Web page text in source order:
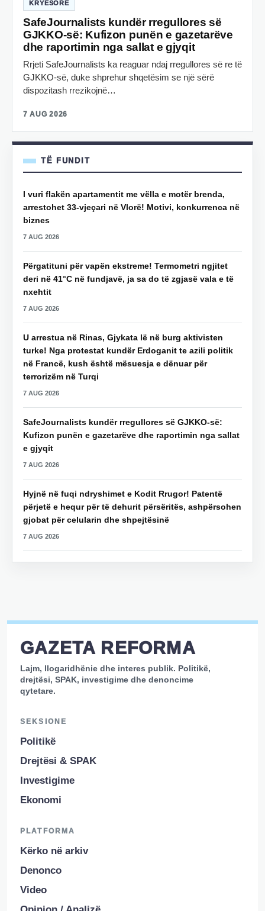
KRYESORE
SafeJournalists kundër rregullores së
GJKKO-së: Kufizon punën e gazetarëve
dhe raportimin nga sallat e gjyqit
Rrjeti SafeJournalists ka reaguar ndaj rregullores së re të
GJKKO-së, duke shprehur shqetësim se një sërë
dispozitash rrezikojnë…
7 AUG 2026
TË FUNDIT
I vuri flakën apartamentit me vëlla e motër brenda,
arrestohet 33-vjeçari në Vlorë! Motivi, konkurrenca në
biznes
7 AUG 2026
Përgatituni për vapën ekstreme! Termometri ngjitet
deri në 41°C në fundjavë, ja sa do të zgjasë vala e të
nxehtit
7 AUG 2026
U arrestua në Rinas, Gjykata lë në burg aktivisten
turke! Nga protestat kundër Erdoganit te azili politik
në Francë, kush është mësuesja e dënuar për
terrorizëm në Turqi
7 AUG 2026
SafeJournalists kundër rregullores së GJKKO-së:
Kufizon punën e gazetarëve dhe raportimin nga sallat
e gjyqit
7 AUG 2026
Hyjnë në fuqi ndryshimet e Kodit Rrugor! Patentë
përjetë e hequr për të dehurit përsëritës, ashpërsohen
gjobat për celularin dhe shpejtësinë
7 AUG 2026
GAZETA REFORMA
Lajm, llogaridhënie dhe interes publik. Politikë,
drejtësi, SPAK, investigime dhe denoncime
qytetare.
SEKSIONE
Politikë
Drejtësi & SPAK
Investigime
Ekonomi
PLATFORMA
Kërko në arkiv
Denonco
Video